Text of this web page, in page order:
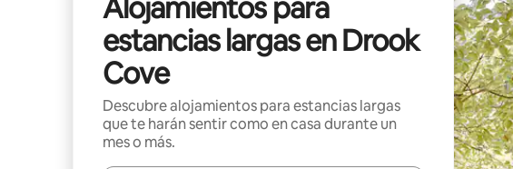
Alojamientos para
estancias largas en Drook
Cove
Descubre alojamientos para estancias largas
que te harán sentir como en casa durante un
mes o más.